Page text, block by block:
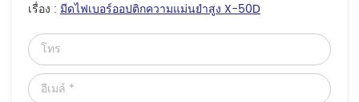
เรื่อง : มีดไฟเบอร์ออปติกความแม่นยำสูง X-50D